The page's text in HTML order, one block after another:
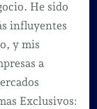
He sido
influyentes
y mis
a
Exclusivos: